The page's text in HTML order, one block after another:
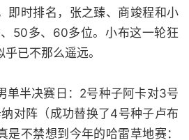
即时排名，张之臻、商竣程和小
50多、60多位。小布这一轮狂
已不那么遥远。
半决赛日：2号种子阿卡对3号
对阵（成功替换了4号种子卢布
是不禁想到今年的哈雷草地赛：